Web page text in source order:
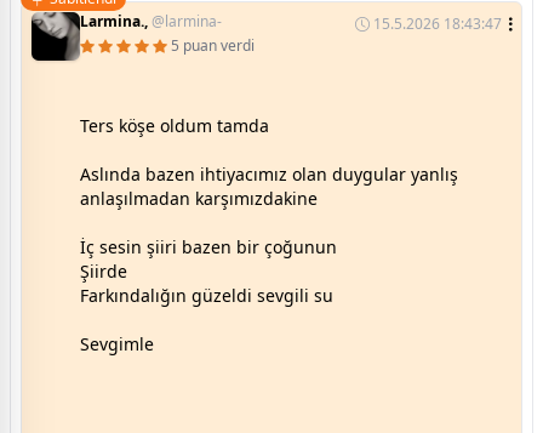
Larmina.,@larmina-
15.5.2026 18:43:47
5 puan verdi
Ters köşe oldum tamda
Aslında bazen ihtiyacımız olan duygular yanlış
anlaşılmadan karşımızdakine
İç sesin şiiri bazen bir çoğunun
Şiirde
Farkındalığın güzeldi sevgili su
Sevgimle